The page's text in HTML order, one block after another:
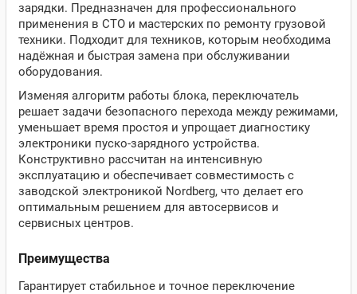
зарядки. Предназначен для профессионального
применения в СТО и мастерских по ремонту грузовой
техники. Подходит для техников, которым необходима
надёжная и быстрая замена при обслуживании
оборудования.
Изменяя алгоритм работы блока, переключатель
решает задачи безопасного перехода между режимами,
уменьшает время простоя и упрощает диагностику
электроники пуско‑зарядного устройства.
Конструктивно рассчитан на интенсивную
эксплуатацию и обеспечивает совместимость с
заводской электроникой Nordberg, что делает его
оптимальным решением для автосервисов и
сервисных центров.
Преимущества
Гарантирует стабильное и точное переключение